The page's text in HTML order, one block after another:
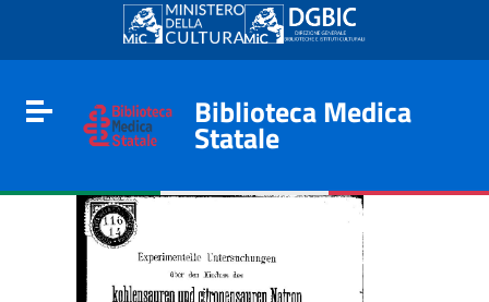
Go to content
Go to the navigation menu
Go to the footer
Toggle navigation
Biblioteca Medica
Statale